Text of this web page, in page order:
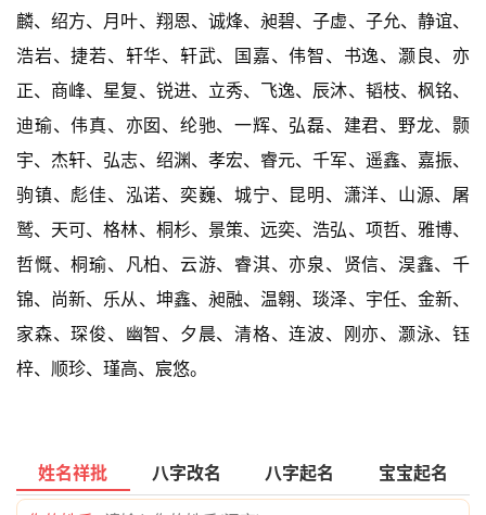
麟、绍方、月叶、翔恩、诚烽、昶碧、子虚、子允、静谊、
浩岩、捷若、轩华、轩武、国嘉、伟智、书逸、灏良、亦
正、商峰、星复、锐进、立秀、飞逸、辰沐、韬枝、枫铭、
迪瑜、伟真、亦囡、纶驰、一辉、弘磊、建君、野龙、颢
宇、杰轩、弘志、绍渊、孝宏、睿元、千军、遥鑫、嘉振、
驹镇、彪佳、泓诺、奕巍、城宁、昆明、潇洋、山源、屠
鹫、天可、格林、桐杉、景策、远奕、浩弘、项哲、雅博、
哲慨、桐瑜、凡柏、云游、睿淇、亦泉、贤信、淏鑫、千
锦、尚新、乐从、坤鑫、昶融、温翱、琰泽、宇任、金新、
家森、琛俊、幽智、夕晨、清格、连波、刚亦、灏泳、钰
梓、顺珍、瑾高、宸悠。
姓名祥批 八字改名 八字起名 宝宝起名